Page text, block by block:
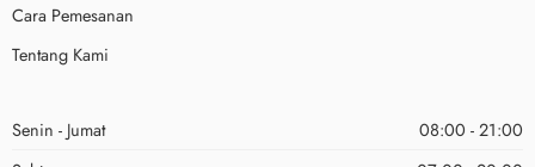
Cara Pemesanan
Tentang Kami
Senin - Jumat
08:00 - 21:00